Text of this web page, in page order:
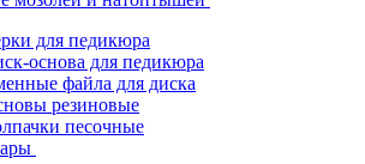
для педикюра
основа для педикюра
файла для диска
резиновые
песочные